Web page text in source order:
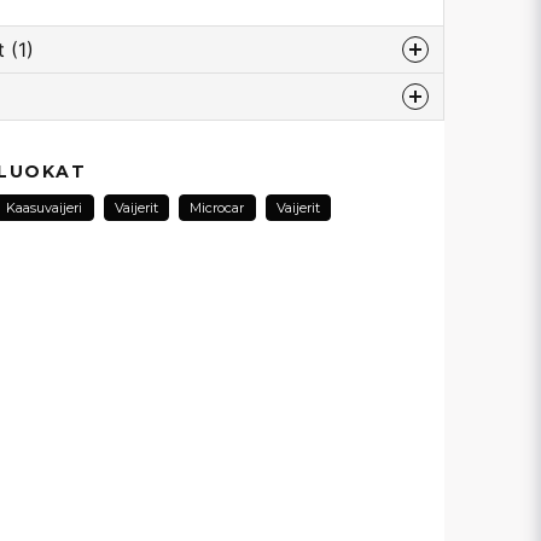
(1)
på vajern med fästen är ca 54 cm.
Kaasuvaijeri Vaijerit Microcar Vaijerit